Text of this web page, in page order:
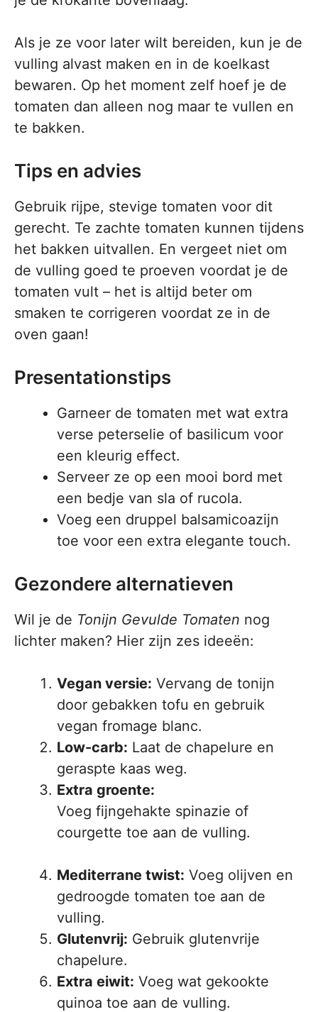
Als je ze voor later wilt bereiden, kun je de
vulling alvast maken en in de koelkast
bewaren. Op het moment zelf hoef je de
tomaten dan alleen nog maar te vullen en
te bakken.
Tips en advies
Gebruik rijpe, stevige tomaten voor dit
gerecht. Te zachte tomaten kunnen tijdens
het bakken uitvallen. En vergeet niet om
de vulling goed te proeven voordat je de
tomaten vult – het is altijd beter om
smaken te corrigeren voordat ze in de
oven gaan!
Presentationstips
Garneer de tomaten met wat extra
verse peterselie of basilicum voor
een kleurig effect.
Serveer ze op een mooi bord met
een bedje van sla of rucola.
Voeg een druppel balsamicoazijn
toe voor een extra elegante touch.
Gezondere alternatieven
Wil je de Tonijn Gevulde Tomaten nog
lichter maken? Hier zijn zes ideeën:
Vegan versie: Vervang de tonijn
door gebakken tofu en gebruik
vegan fromage blanc.
Low-carb: Laat de chapelure en
geraspte kaas weg.
Extra groente:
Voeg fijngehakte spinazie of
courgette toe aan de vulling.
Mediterrane twist: Voeg olijven en
gedroogde tomaten toe aan de
vulling.
Glutenvrij: Gebruik glutenvrije
chapelure.
Extra eiwit: Voeg wat gekookte
quinoa toe aan de vulling.